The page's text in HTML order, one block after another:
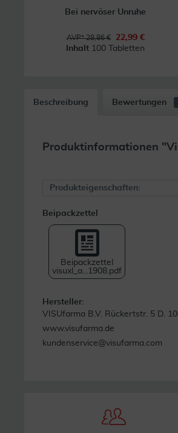
Bei nervöser Unruhe
AVP* 28,86 €
22,99 €
Inhalt 100 Tabletten
Beschreibung Bewertungen
Produktinformationen
Produkteigenschaften:
Beipackzettel
Beipackzettel
visuxl_a...1908.pdf
Hersteller:
VISUfarma B.V. Rückertstr. 5 D.
www.visufarma.de
kundenservice@visufarma.com